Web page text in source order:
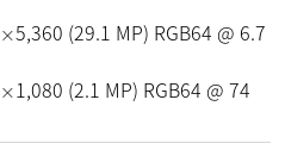
×5,360 (29.1 MP) RGB64 @ 6.7
×1,080 (2.1 MP) RGB64 @ 74